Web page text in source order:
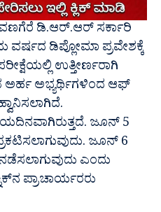
ಡಿ.ಆರ್.ಆರ್ ಸರ್ಕಾರಿ
ವರ್ಷದ ಡಿಪ್ಲೋಮಾ ಪ್ರವೇಶಕ್ಕೆ
ಉತ್ತೀರ್ಣರಾಗಿ
ಅರ್ಹ ಅಭ್ಯರ್ಥಿಗಳಿಂದ ಆಫ್
ಜೂನ್ 5
ಜೂನ್ 6
ಎಂದು
ಪ್ರಾಚಾರ್ಯರರು